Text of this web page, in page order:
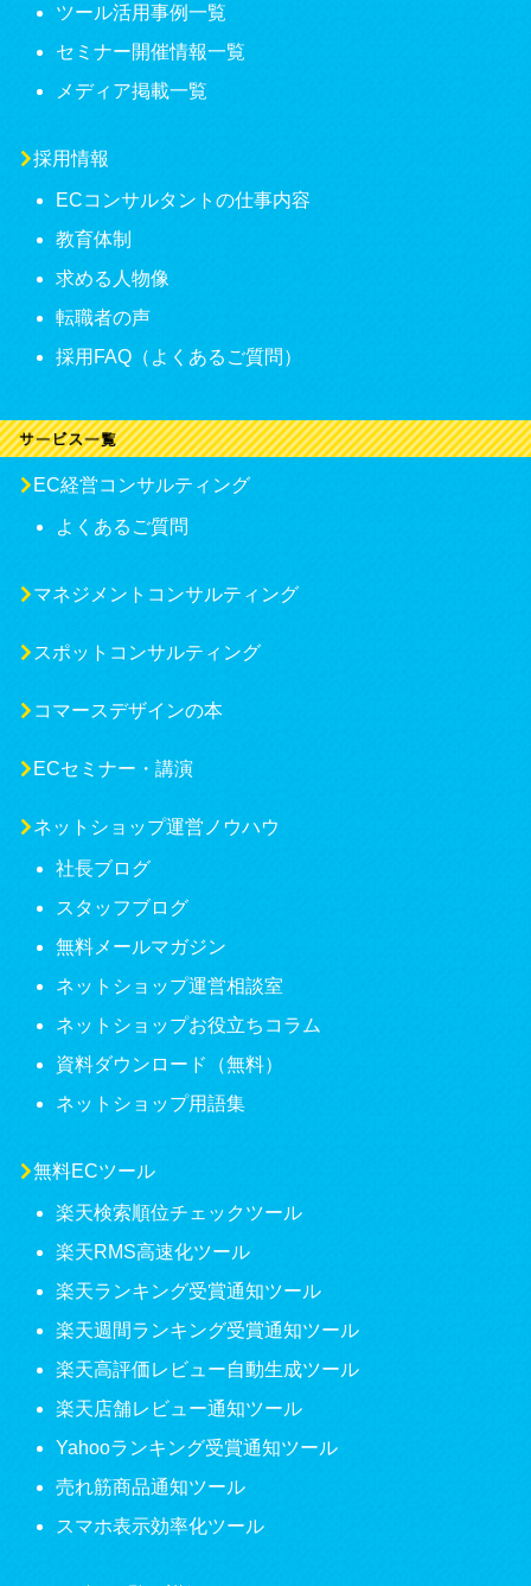
ツール活用事例一覧
セミナー開催情報一覧
メディア掲載一覧
採用情報
ECコンサルタントの仕事内容
教育体制
求める人物像
転職者の声
採用FAQ（よくあるご質問）
EC経営コンサルティング
よくあるご質問
マネジメントコンサルティング
スポットコンサルティング
コマースデザインの本
ECセミナー・講演
ネットショップ運営ノウハウ
社長ブログ
スタッフブログ
無料メールマガジン
ネットショップ運営相談室
ネットショップお役立ちコラム
資料ダウンロード（無料）
ネットショップ用語集
無料ECツール
楽天検索順位チェックツール
楽天RMS高速化ツール
楽天ランキング受賞通知ツール
楽天週間ランキング受賞通知ツール
楽天高評価レビュー自動生成ツール
楽天店舗レビュー通知ツール
Yahooランキング受賞通知ツール
売れ筋商品通知ツール
スマホ表示効率化ツール